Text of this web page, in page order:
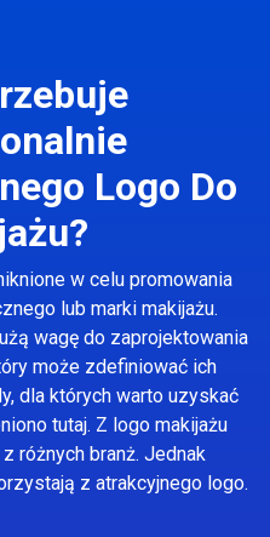
Logo Do
w celu promowania
lub marki makijażu.
wagę do zaprojektowania
może zdefiniować ich
dla których warto uzyskać
tutaj. Z logo makijażu
różnych branż. Jednak
z atrakcyjnego logo.